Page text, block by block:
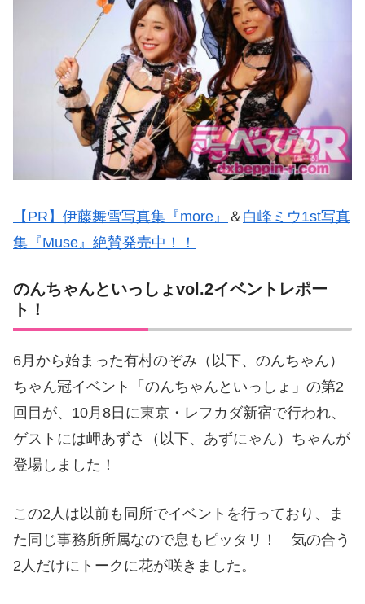
【PR】伊藤舞雪写真集『more』 ＆ 白峰ミウ1st写真
集『Muse』絶賛発売中！！
のんちゃんといっしょvol.2イベントレポー
ト！
6月から始まった有村のぞみ（以下、のんちゃん）
ちゃん冠イベント「のんちゃんといっしょ」の第2
回目が、10月8日に東京・レフカダ新宿で行われ、
ゲストには岬あずさ（以下、あずにゃん）ちゃんが
登場しました！
この2人は以前も同所でイベントを行っており、ま
た同じ事務所所属なので息もピッタリ！ 気の合う
2人だけにトークに花が咲きました。